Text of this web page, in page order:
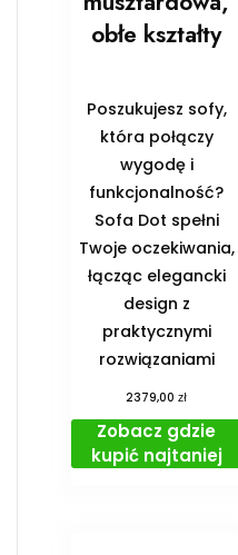
obłe kształty
Poszukujesz sofy,
która połączy
wygodę i
funkcjonalność?
Sofa Dot spełni
Twoje oczekiwania,
łącząc elegancki
design z
praktycznymi
rozwiązaniami
2379,00zł
Zobacz gdzie
kupić najtaniej